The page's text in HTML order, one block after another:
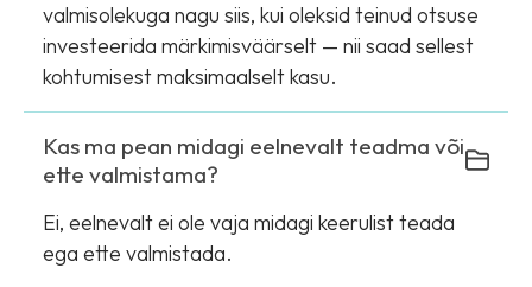
valmisolekuga nagu siis, kui oleksid teinud otsuse
investeerida märkimisväärselt — nii saad sellest
kohtumisest maksimaalselt kasu.
Kas ma pean midagi eelnevalt teadma või
ette valmistama?
Ei, eelnevalt ei ole vaja midagi keerulist teada
ega ette valmistada.